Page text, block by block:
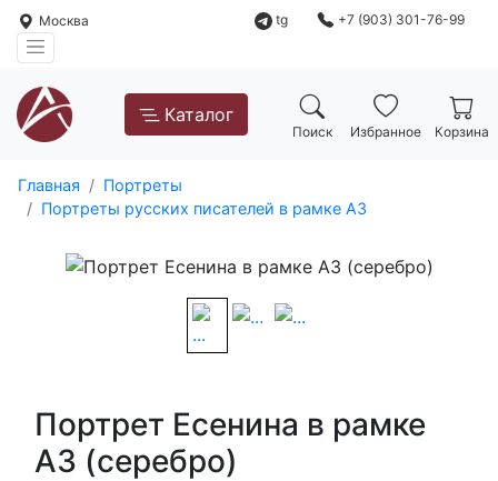
Москва tg +7 (903) 301-76-99
Каталог
Поиск Избранное Корзина
Главная
Портреты
Портреты русских писателей в рамке А3
Портрет Есенина в рамке
А3 (серебро)